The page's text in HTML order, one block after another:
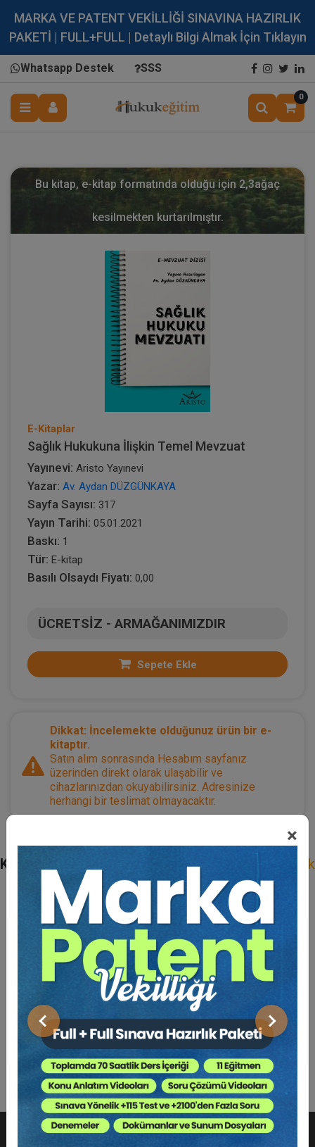
MARKA VE PATENT VEKİLLİĞİ SINAVINA HAZIRLIK
PAKETİ | FULL+FULL | Detaylı Bilgi Almak İçin Tıklayın
Whatsapp Destek SSS
0
×
Önceki Sonraki
Bu kitap, e-kitap formatında olduğu için 2,3ağaç
kesilmekten kurtarılmıştır.
E-Kitaplar
Sağlık Hukukuna İlişkin Temel Mevzuat
Yayınevi: Aristo Yayınevi
Yazar: Av. Aydan DÜZGÜNKAYA
Sayfa Sayısı: 317
Yayın Tarihi: 05.01.2021
Baskı: 1
Tür: E-kitap
Basılı Olsaydı Fiyatı: 0,00
ÜCRETSİZ - ARMAĞANIMIZDIR
Sepete Ekle
Dikkat: İncelemekte olduğunuz ürün bir e-
kitaptır.
Satın alım sonrasında Hesabım sayfanız
üzerinden direkt olarak ulaşabilir ve
cihazlarınızdan okuyabilirsiniz. Adresinize
herhangi bir teslimat olmayacaktır.
Kategoriler: Bütün Hukuk Kitapları
Sağlık
ve Tıp Hukuku,Ücretsizler / Armağanımızdır
Açıklama Yazar
Bu Kitap İçin Kaç Ağaç
Kesiliyor ?
Sağlık Hukukuna İlişkin Temel Mevzuat